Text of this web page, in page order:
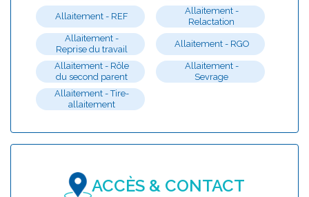
Allaitement - REF
Allaitement -
Relactation
Allaitement -
Reprise du travail
Allaitement - RGO
Allaitement - Rôle
du second parent
Allaitement -
Sevrage
Allaitement - Tire-
allaitement
ACCÈS & CONTACT